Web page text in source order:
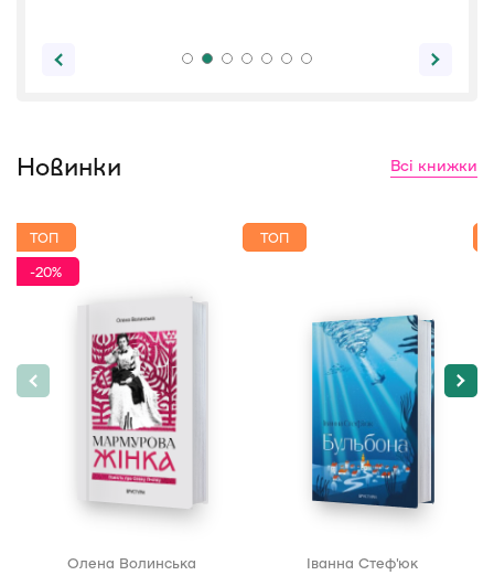
Новинки Всі книжки
ТОП
-20%
Олена Волинська
ТОП
Іванна Стеф’юк